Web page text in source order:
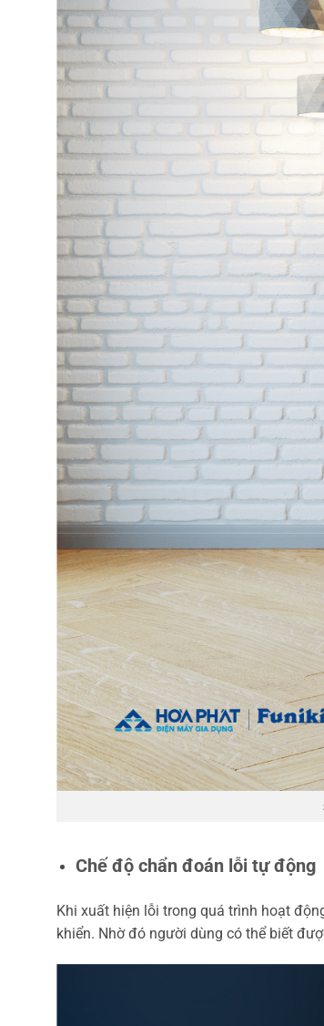
Chế độ chẩn đoán lỗi tự động
Khi xuất hiện lỗi trong quá trình hoạt
khiển. Nhờ đó người dùng có thể biết